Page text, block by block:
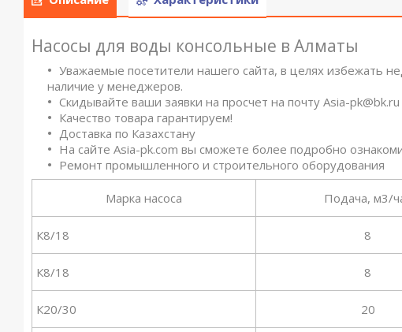
Насосы для воды консольные в Алматы
Уважаемые посетители нашего сайта, в целях избежать
наличие у менеджеров.
Скидывайте ваши заявки на просчет на почту Asia-pk@bk.ru
Качество товара гарантируем!
Доставка по Казахстану
На сайте Asia-pk.com вы сможете более подробно
Ремонт промышленного и строительного оборудования
Марка насоса Подача, м3/
К8/18 8
К8/18 8
К20/30 20